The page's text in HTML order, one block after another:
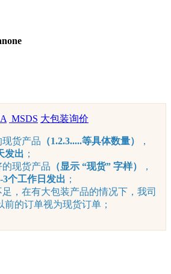
MSDS 大包装询价
货产品 （1.2.3.....等具体数量）
，
发出 ；
现货产品 （显示 “现货” 字样）
，
3个工作日发出 ；
，在有大包装产品的情况下，我司
前的订单视为现货订单；